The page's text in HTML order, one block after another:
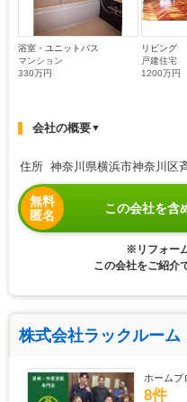
浴室・ユニットバス
マンション
330万円
リビング
戸建住宅
1200万円
会社の概要▼
住所 神奈川県横浜市神奈川区
無料
匿名
この会社を含
※リフォー
この会社をご紹介
株式会社ラックルーム
ホームプ
8件